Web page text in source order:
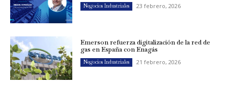
Negocios Industriales 23 febrero, 2026
Emerson refuerza digitalización de la red de
gas en España con Enagás
Negocios Industriales 21 febrero, 2026